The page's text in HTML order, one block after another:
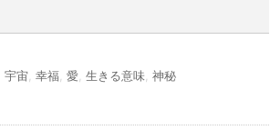
宇宙 幸福 愛 生きる意味 神秘